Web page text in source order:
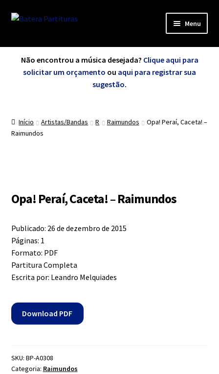
Pular
Pular
Menu
menu
Cursos
Grátis
Contato
Dúvidas
Mapa do site
Não encontrou a música desejada? Clique aqui para
solicitar um orçamento ou aqui para registrar sua
sugestão.
Início Artistas/Bandas R Raimundos
Opa! Peraí, Caceta! –
Raimundos
Opa! Peraí, Caceta! – Raimundos
Publicado: 26 de dezembro de 2015
Páginas: 1
Formato: PDF
Partitura Completa
Escrita por: Leandro Melquiades
Download PDF
SKU: BP-A0308
Categoria: Raimundos